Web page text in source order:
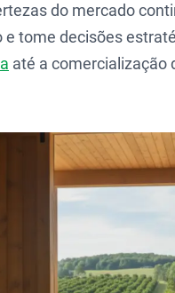
do mercado
tome decisões
até a comercialização